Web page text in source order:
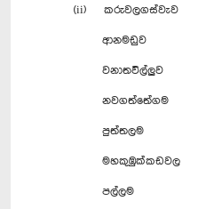
(ii) කරුවලගස්වැව
ආනමඩුව
වනාතවිල්ලුව
නවගත්තේගම
පුත්තලම
මහකුඹුක්කඩවල
පල්ලම